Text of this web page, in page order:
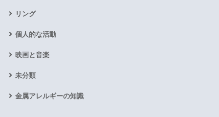
リング
個人的な活動
映画と音楽
未分類
金属アレルギーの知識